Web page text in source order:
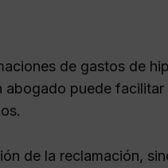
de gastos de
puede
de la reclamación,